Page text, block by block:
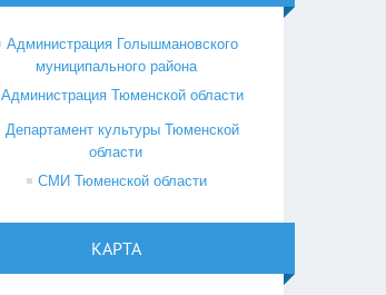
Администрация Голышмановского
муниципального района
Администрация Тюменской области
Департамент культуры Тюменской
области
СМИ Тюменской области
КАРТА